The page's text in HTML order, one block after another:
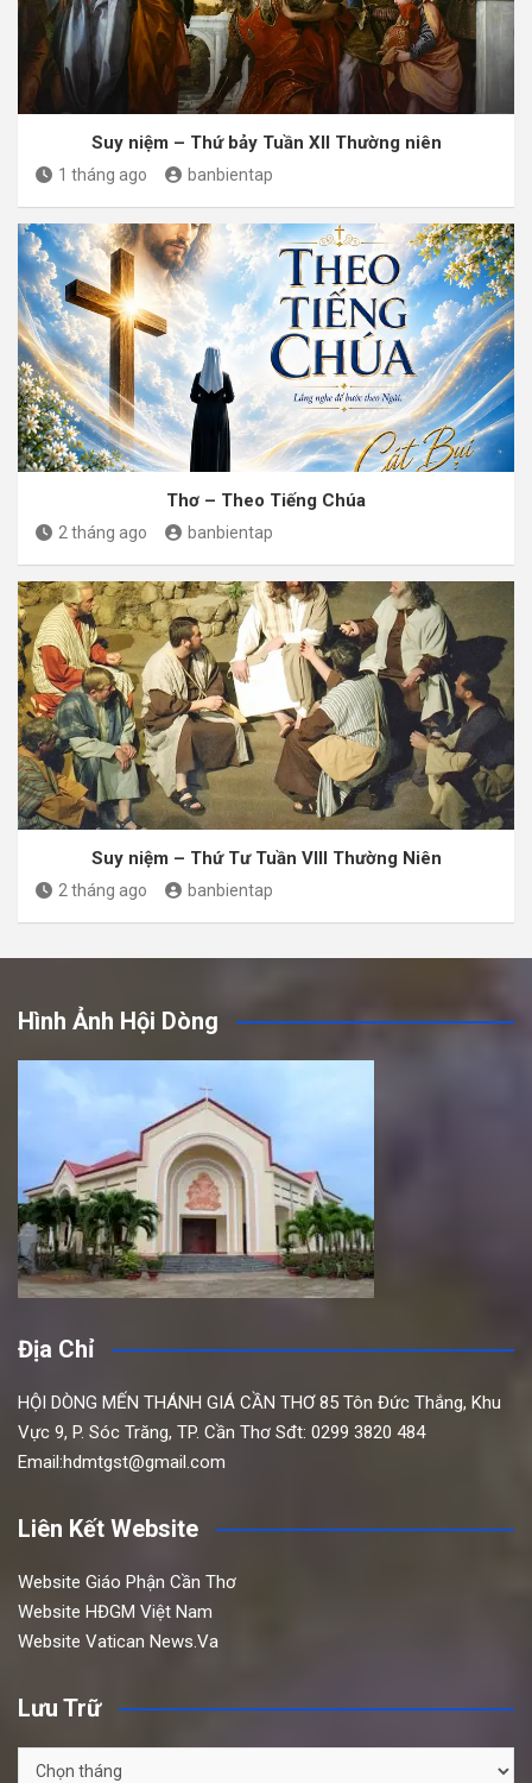
Suy niệm – Thứ bảy Tuần XII Thường niên
1 tháng ago banbientap
Thơ – Theo Tiếng Chúa
2 tháng ago banbientap
Suy niệm – Thứ Tư Tuần VIII Thường Niên
2 tháng ago banbientap
Hình Ảnh Hội Dòng
Địa Chỉ
HỘI DÒNG MẾN THÁNH GIÁ CẦN THƠ 85 Tôn Đức Thắng, Khu
Vực 9, P. Sóc Trăng, TP. Cần Thơ Sđt: 0299 3820 484
Email:hdmtgst@gmail.com
Liên Kết Website
Website Giáo Phận Cần Thơ
Website HĐGM Việt Nam
Website Vatican News.Va
Lưu Trữ
Lưu